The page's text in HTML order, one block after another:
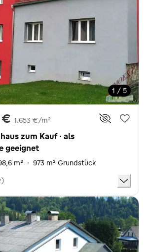
1 / 5
€ 1.653 €/m²
zum Kauf · als
geeignet
m² · 973 m² Grundstück